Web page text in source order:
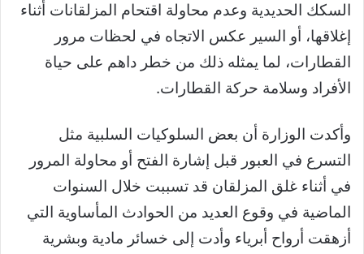
السكك الحديدية وعدم محاولة اقتحام المزلقانات أثناء
إغلاقها، أو السير عكس الاتجاه في لحظات مرور
القطارات، لما يمثله ذلك من خطر داهم على حياة
الأفراد وسلامة حركة القطارات.
وأكدت الوزارة أن بعض السلوكيات السلبية مثل
التسرع في العبور قبل إشارة الفتح أو محاولة المرور
في أثناء غلق المزلقان قد تسببت خلال السنوات
الماضية في وقوع العديد من الحوادث المأساوية التي
أزهقت أرواح أبرياء وأدت إلى خسائر مادية وبشرية